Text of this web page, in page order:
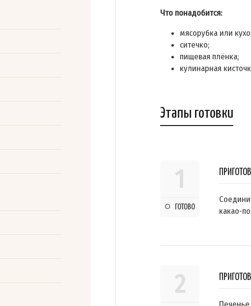
Что понадобится:
мясорубка или
ситечко;
пищевая плёнка;
кулинарная
Этапы готовки
1
ГОТОВО
какао-
2